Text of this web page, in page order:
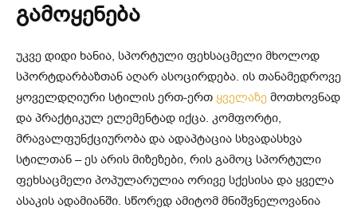
გამოყენება
უკვე დიდი ხანია, სპორტული ფეხსაცმელი მხოლოდ
სპორტდარბაზთან აღარ ასოცირდება. ის თანამედროვე
ყოველდღიური სტილის ერთ-ერთ ყველაზე მოთხოვნად
და პრაქტიკულ ელემენტად იქცა. კომფორტი,
მრავალფუნქციურობა და ადაპტაცია სხვადასხვა
სტილთან – ეს არის მიზეზები, რის გამოც სპორტული
ფეხსაცმელი პოპულარულია ორივე სქესისა და ყველა
ასაკის ადამიანში. სწორედ ამიტომ მნიშვნელოვანია